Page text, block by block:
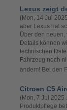
Lexus zeigt
(Mon, 14 Jul
aber Lexus hat
Über den neuen,
Details können
technischen
Fahrzeug noch
ändern! Bei den
Citroen C5
(Mon, 7 Jul
Produktpflege